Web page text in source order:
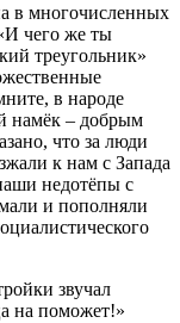
в многочисленных
чего же ты
треугольник»
в народе
намёк – добрым
что за люди
к нам с Запада
недотёпы с
и пополняли
звучал
на поможет!»